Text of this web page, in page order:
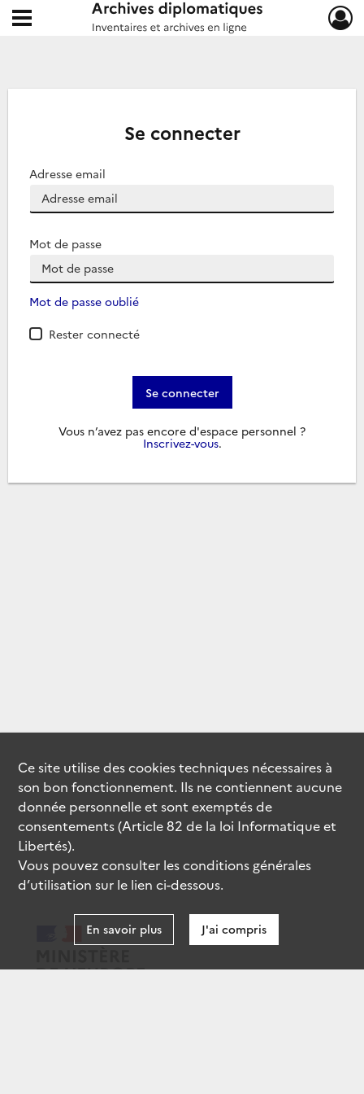
Archives diplomatiques
Ouvrir le menu déroulant
Se connecter
Adresse email
Mot de passe
Mot de passe oublié
Rester connecté
Se connecter
Vous n’avez pas encore d'espace personnel ?
Inscrivez-vous.
Ce site utilise descookiestechniques nécessaires à
son bon fonctionnement. Ils ne contiennent aucune
donnée personnelle et sont exemptés de
consentements (Article 82 de la loi Informatique et
Libertés).
Vous pouvez consulter les conditions générales
d’utilisation sur le lien ci-dessous.
En savoir plus J'ai compris